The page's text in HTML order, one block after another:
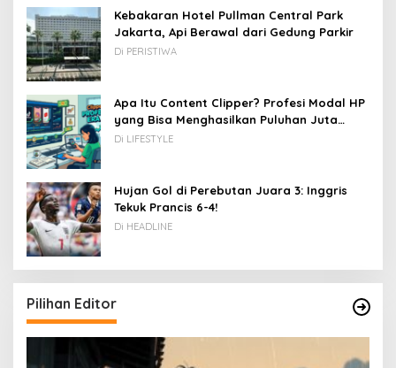
Kebakaran Hotel Pullman Central Park
Jakarta, Api Berawal dari Gedung Parkir
Di PERISTIWA
Apa Itu Content Clipper? Profesi Modal HP
yang Bisa Menghasilkan Puluhan Juta
Rupiah
Di LIFESTYLE
Hujan Gol di Perebutan Juara 3: Inggris
Tekuk Prancis 6-4!
Di HEADLINE
Pilihan Editor